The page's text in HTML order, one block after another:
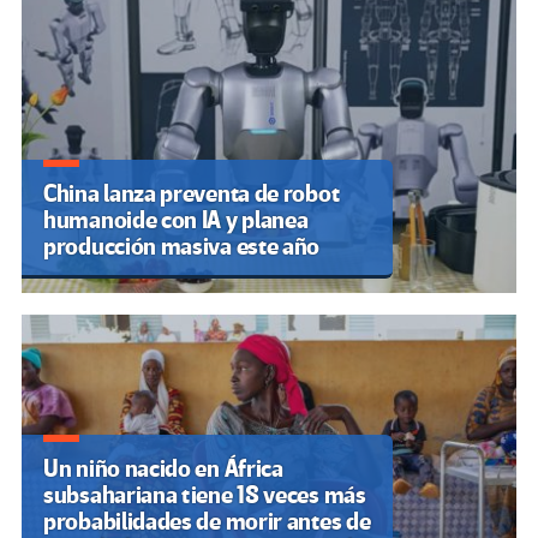
China lanza preventa de robot
humanoide con IA y planea
producción masiva este año
Un niño nacido en África
subsahariana tiene 18 veces más
probabilidades de morir antes de